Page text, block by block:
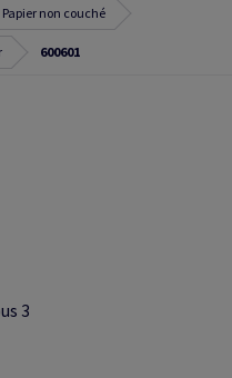
Papier non couché
600601
3